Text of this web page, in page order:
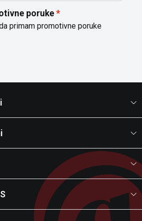
poruke
primam promotivne poruke